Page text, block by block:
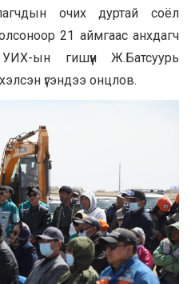
очих дуртай соёл
21 аймгаас анхдагч
ын гишүүн Ж.Батсуурь
үгэндээ онцлов.